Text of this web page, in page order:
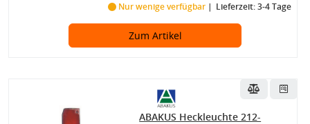
Nur wenige verfügbar Lieferzeit: 3-4 Tage
Zum Artikel
ABAKUS Heckleuchte 212-